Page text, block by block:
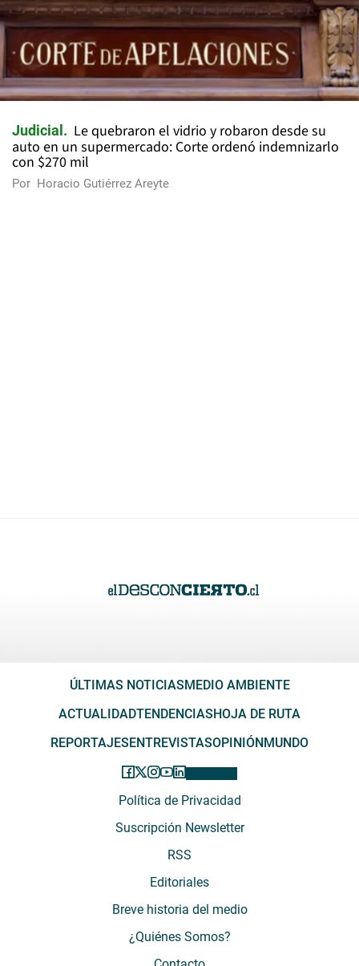
Judicial
Le quebraron el vidrio y robaron desde su
auto en un supermercado: Corte ordenó indemnizarlo
con $270 mil
Por Horacio Gutiérrez Areyte
ÚLTIMAS NOTICIASMEDIO AMBIENTE
ACTUALIDADTENDENCIASHOJA DE RUTA
REPORTAJESENTREVISTASOPINIÓNMUNDO
Política de Privacidad
Suscripción Newsletter
RSS
Editoriales
Breve historia del medio
¿Quiénes Somos?